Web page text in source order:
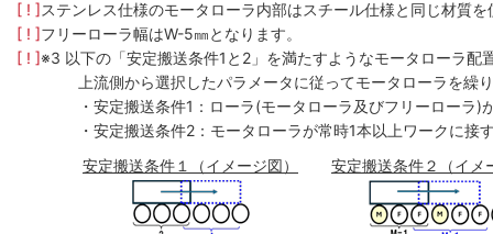
[ ! ]ステンレス仕様のモータローラ内部はスチール仕様と同じ材質
[ ! ]フリーローラ幅はW-5㎜となります。
[ ! ]※3 以下の「安定搬送条件1と2」を満たすようなモータローラ配
上流側から選択したパラメータに従ってモータローラを繰
・安定搬送条件1：ローラ(モータローラ及びフリーローラ
・安定搬送条件2：モータローラが常時1本以上ワークに接
安定搬送条件１（イメージ図）
安定搬送条件２（イメ